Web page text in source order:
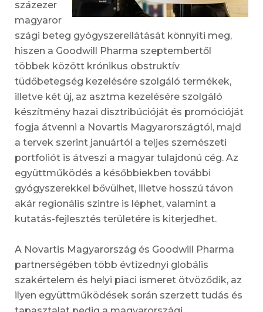
százezer
magyaror
szági beteg gyógyszerellátását könnyíti meg,
hiszen a Goodwill Pharma szeptembertől
többek között krónikus obstruktív
tüdőbetegség kezelésére szolgáló termékek,
illetve két új, az asztma kezelésére szolgáló
készítmény hazai disztribúcióját és promócióját
fogja átvenni a Novartis Magyarországtól, majd
a tervek szerint januártól a teljes szemészeti
portfoliót is átveszi a magyar tulajdonú cég. Az
együttműködés a későbbiekben további
gyógyszerekkel bővülhet, illetve hosszú távon
akár regionális szintre is léphet, valamint a
kutatás-fejlesztés területére is kiterjedhet.
A Novartis Magyarország és Goodwill Pharma
partnerségében több évtizednyi globális
szakértelem és helyi piaci ismeret ötvöződik, az
ilyen együttműködések során szerzett tudás és